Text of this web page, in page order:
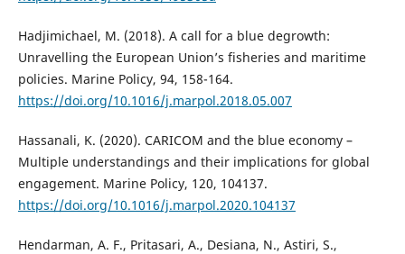
Hadjimichael, M. (2018). A call for a blue degrowth:
Unravelling the European Union’s fisheries and maritime
policies. Marine Policy, 94, 158-164.
https://doi.org/10.1016/j.marpol.2018.05.007
Hassanali, K. (2020). CARICOM and the blue economy –
Multiple understandings and their implications for global
engagement. Marine Policy, 120, 104137.
https://doi.org/10.1016/j.marpol.2020.104137
Hendarman, A. F., Pritasari, A., Desiana, N., Astiri, S.,